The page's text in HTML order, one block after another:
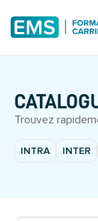
Trouvez
INTRA INTER